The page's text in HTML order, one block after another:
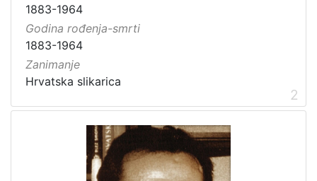
1883-1964
Godina rođenja-smrti
1883-1964
Zanimanje
Hrvatska slikarica
2